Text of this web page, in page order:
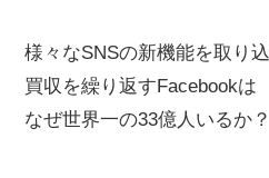
様々なSNSの新機能を取り
買収を繰り返すFacebookは
なぜ世界一の33億人いるか？